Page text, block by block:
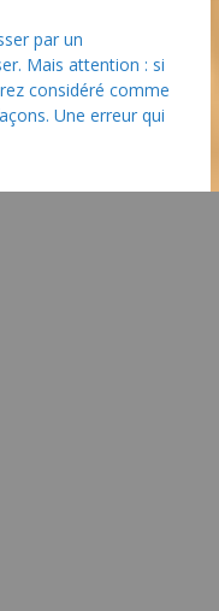
par un
Mais attention : si
considéré comme
Une erreur qui